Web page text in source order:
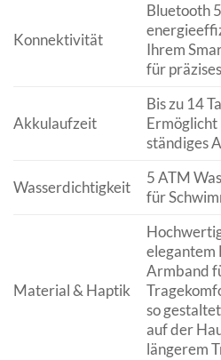
Konnektivität
Bluetooth
Ihrem
für
Akkulaufzeit
Bis zu 14
Ermöglicht
ständiges
Wasserdichtigkeit
5 ATM
für
Material & Haptik
elegantem
Armband
so
auf der
längerem